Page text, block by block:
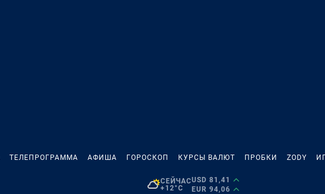
ТЕЛЕПРОГРАММА АФИША ГОРОСКОП КУРСЫ ВАЛЮТ ПРОБКИ ZODY
СЕЙЧАС
+12°C
USD 81,41
EUR 94,06